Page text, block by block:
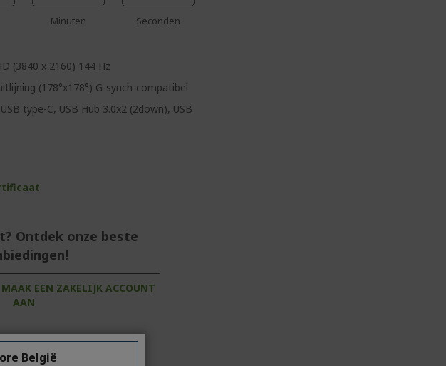
Minuten Seconden
(3840 x 2160) 144 Hz
(178°x178°) G-synch-compatibel
type-C, USB Hub 3.0x2 (2down), USB
Ontdek onze beste
MAAK EEN ZAKELIJK ACCOUNT
AAN
België